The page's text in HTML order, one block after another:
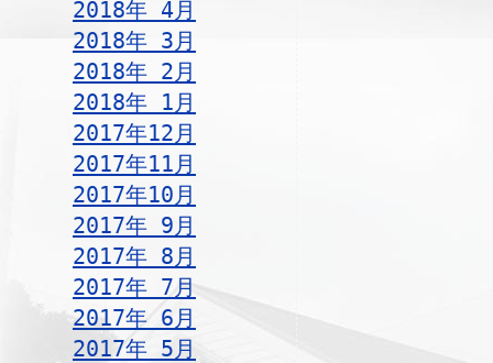
2018年 4月
2018年 3月
2018年 2月
2018年 1月
2017年12月
2017年11月
2017年10月
2017年 9月
2017年 8月
2017年 7月
2017年 6月
2017年 5月